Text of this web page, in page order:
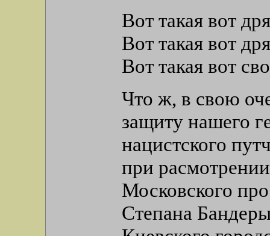
Вот такая вот
Вот такая вот
Вот такая вот
Что ж, в свою
защиту нашего
нацистского
при
Московского
Степана